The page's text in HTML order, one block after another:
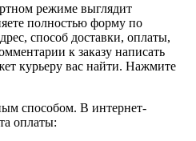
режиме выглядит
полностью форму по
способ доставки, оплаты,
к заказу написать
курьеру вас найти. Нажмите
способом. В интернет-
оплаты: